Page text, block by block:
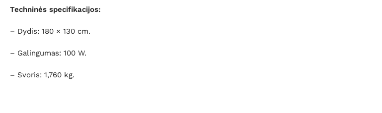
Techninės specifikacijos:
– Dydis: 180 × 130 cm.
– Galingumas: 100 W.
– Svoris: 1,760 kg.